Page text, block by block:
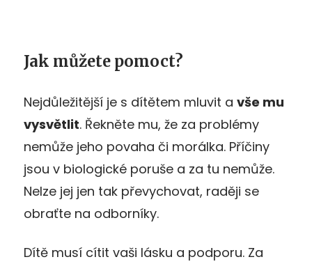
Jak můžete pomoct?
Nejdůležitější je s dítětem mluvit a vše mu
vysvětlit. Řekněte mu, že za problémy
nemůže jeho povaha či morálka. Příčiny
jsou v biologické poruše a za tu nemůže.
Nelze jej jen tak převychovat, raději se
obraťte na odborníky.
Dítě musí cítit vaši lásku a podporu. Za